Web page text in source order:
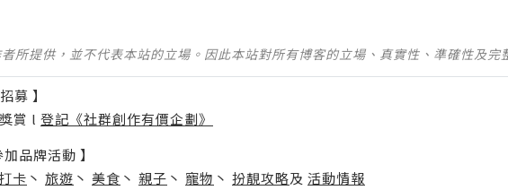
所提供，並不代表本站的立場。因此本站對所有博客的立場、真實性、準確性及完
募 】
賞 l 登記《社群創作有價企劃》
品牌活動 】
卡 丶 旅遊 丶 美食 丶 親子 丶 寵物 丶 扮靚攻略及 活動情報